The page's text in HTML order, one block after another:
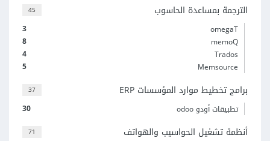
45 الترجمة بمساعدة الحاسوب
3
omegaT
8
memoQ
4
Trados
5
Memsource
37 برامج تخطيط موارد المؤسسات ERP
30 تطبيقات أودو odoo
71 أنظمة تشغيل الحواسيب والهواتف